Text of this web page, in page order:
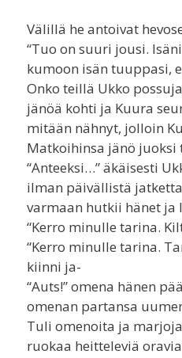
Välillä he antoivat
“Tuo on suuri jousi.
kumoon isän tuuppasi,
Onko teillä Ukko
jänöä kohti ja Kuura
mitään nähnyt, jolloin
Matkoihinsa jänö
“Anteeksi…” äkäisesti
ilman päivällistä
varmaan hutkii hänet ja
“Kerro minulle tarina.
“Kerro minulle tarina.
kiinni ja-
“Auts!” omena hänen
omenan partansa
Tuli omenoita ja
ruokaa heitteleviä